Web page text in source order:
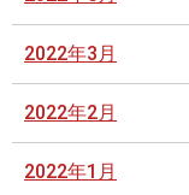
2022年3月
2022年2月
2022年1月